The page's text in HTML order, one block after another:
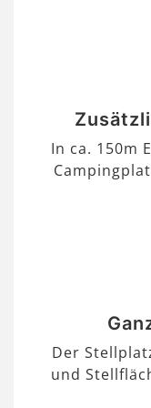
In ca. 150m
Der
und